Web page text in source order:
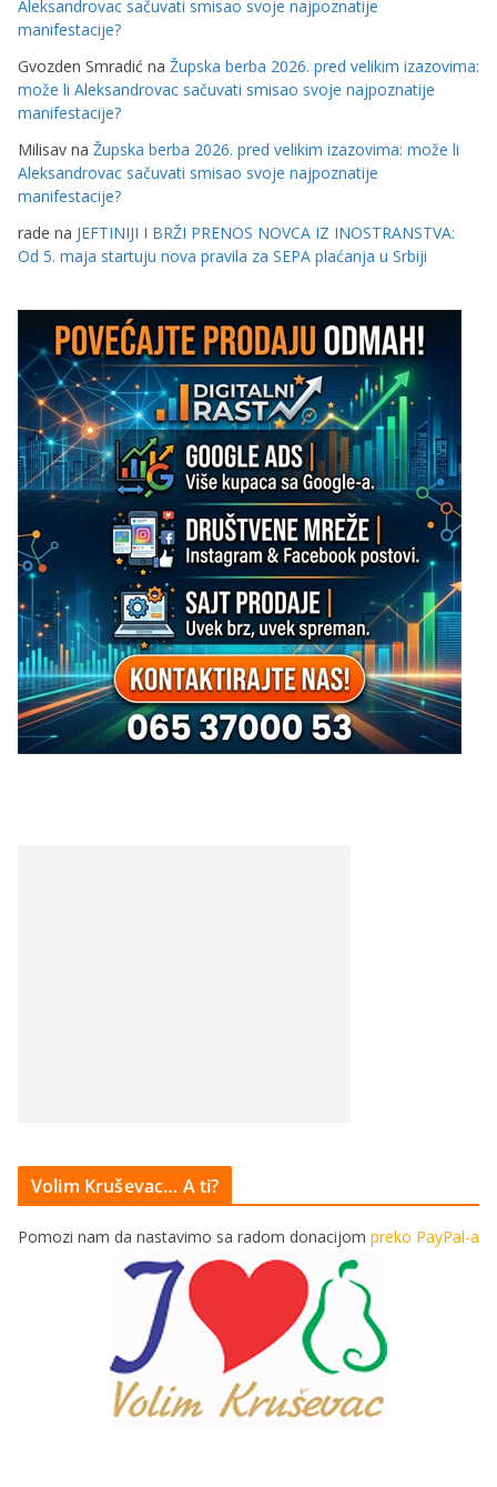
Aleksandrovac sačuvati smisao svoje najpoznatije
manifestacije?
Gvozden Smradić na Župska berba 2026. pred velikim izazovima:
može li Aleksandrovac sačuvati smisao svoje najpoznatije
manifestacije?
Milisav na Župska berba 2026. pred velikim izazovima: može li
Aleksandrovac sačuvati smisao svoje najpoznatije
manifestacije?
rade na JEFTINIJI I BRŽI PRENOS NOVCA IZ INOSTRANSTVA:
Od 5. maja startuju nova pravila za SEPA plaćanja u Srbiji
Volim Kruševac… A ti?
Pomozi nam da nastavimo sa radom donacijom preko PayPal-a